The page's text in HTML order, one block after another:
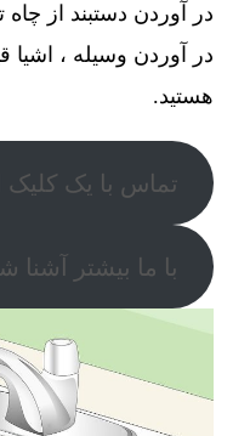
در آوردن دستبند از چاه
در آوردن وسیله ، اشیا
هستید.
تماس با یک کلیک
با ما بیشتر آشنا